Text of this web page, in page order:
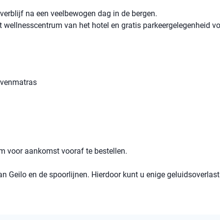
na een veelbewogen dag in de bergen.
van het hotel en gratis parkeergelegenheid
voor aankomst vooraf te bestellen.
Geilo en de spoorlijnen. Hierdoor kunt u enige